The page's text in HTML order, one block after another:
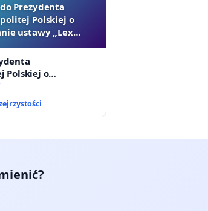
Prezydenta
Polskiej o
ustawy „Lex
Polskiej o
„Lex Szarlatan”